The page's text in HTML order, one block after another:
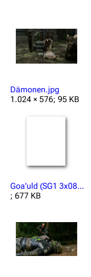
Dämonen.jpg
1.024 × 576; 95 KB
Goa'uld (SG1 3x08) Kanonikus.mp3
; 677 KB